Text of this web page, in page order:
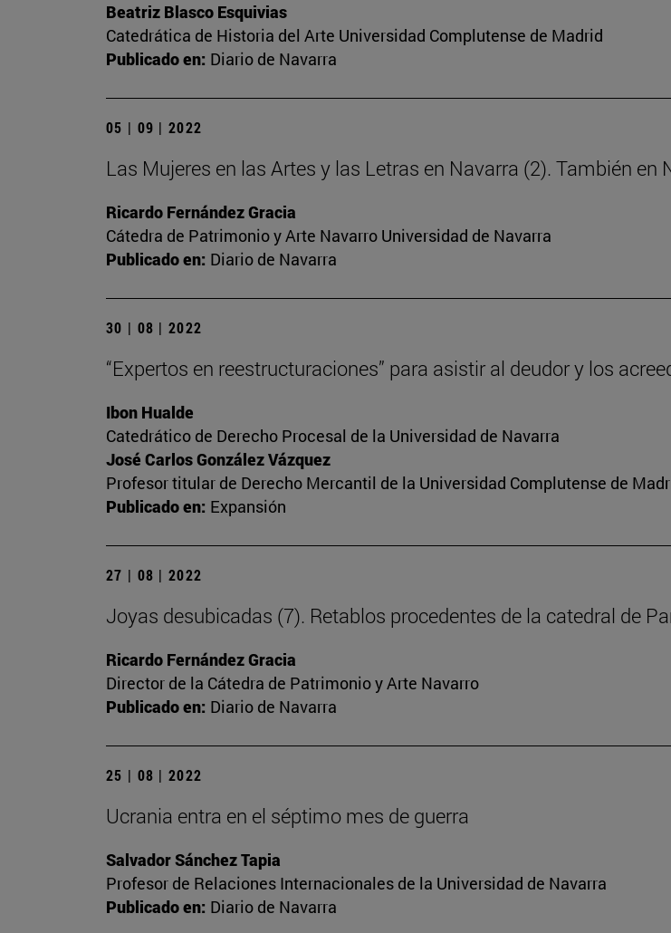
Beatriz Blasco Esquivias
Catedrática de Historia del Arte Universidad Complutense de Madrid
Publicado en: Diario de Navarra
05 | 09 | 2022
Las Mujeres en las Artes y las Letras en Navarra (2). También en
Ricardo Fernández Gracia
Cátedra de Patrimonio y Arte Navarro Universidad de Navarra
Publicado en: Diario de Navarra
30 | 08 | 2022
“Expertos en reestructuraciones” para asistir al deudor y los
Ibon Hualde
Catedrático de Derecho Procesal de la Universidad de Navarra
José Carlos González Vázquez
Profesor titular de Derecho Mercantil de la Universidad Complutense de
Publicado en: Expansión
27 | 08 | 2022
Joyas desubicadas (7). Retablos procedentes de la catedral de
Ricardo Fernández Gracia
Director de la Cátedra de Patrimonio y Arte Navarro
Publicado en: Diario de Navarra
25 | 08 | 2022
Ucrania entra en el séptimo mes de guerra
Salvador Sánchez Tapia
Profesor de Relaciones Internacionales de la Universidad de Navarra
Publicado en: Diario de Navarra